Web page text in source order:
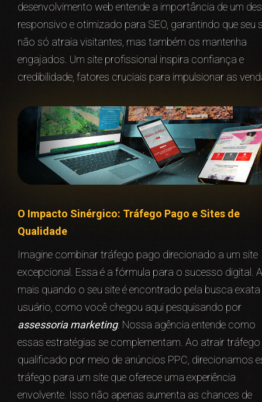
desenvolvimento web entende a importância de um
responsivo e otimizado para SEO, garantindo que seu
não só atraia visitantes, mas também os mantenha
engajados. Um site profissional inspira confiança e
credibilidade, fatores cruciais para impulsionar as
O Impacto Sinérgico: Tráfego Pago e Sites de
Qualidade
Imagine combinar tráfego pago direcionado a um site
excepcional. Essa é a fórmula para o sucesso digital.
mais quando o seu site é encontrado pela busca
usuário, como você chegou aqui pesquisando por
assessoria marketing. Nossa agência entende como
essas estratégias se complementam. Ao atrair tráfego
qualificado por meio de anúncios PPC, direcionamos
tráfego para um site que oferece uma experiência
envolvente. Isso não apenas aumenta as chances de